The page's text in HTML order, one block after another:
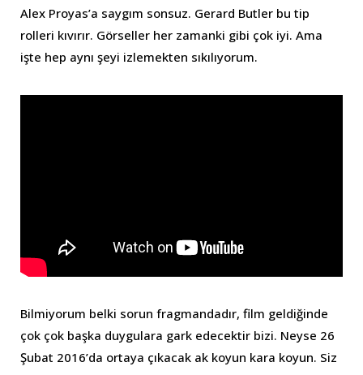
Alex Proyas’a saygım sonsuz. Gerard Butler bu tip
rolleri kıvırır. Görseller her zamanki gibi çok iyi. Ama
işte hep aynı şeyi izlemekten sıkılıyorum.
Bilmiyorum belki sorun fragmandadır, film geldiğinde
çok çok başka duygulara gark edecektir bizi. Neyse 26
Şubat 2016’da ortaya çıkacak ak koyun kara koyun. Siz